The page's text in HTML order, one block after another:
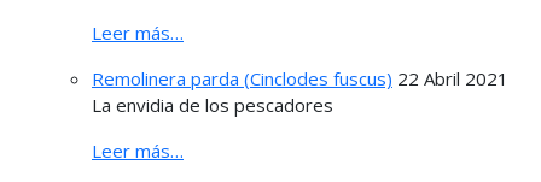
Leer más…
Remolinera parda (Cinclodes fuscus) 22 Abril 2021
La envidia de los pescadores
Leer más…